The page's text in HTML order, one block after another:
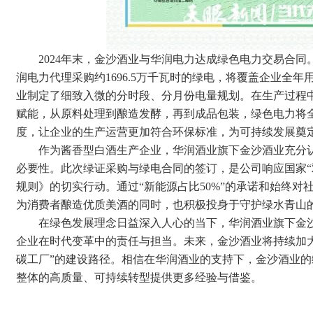
2024年末，金沙酒业与华润电力达成绿色电力交易合
润电力代理采购约1696.5万千瓦时的绿电，将覆盖企业全年
业制定了细致入微的分时段、分月份电量规划。在生产过程
赋能，从原料处理到酿造发酵，再到成品包装，绿色电力
度，让企业的生产运营更加符合环保标准，为可持续发展奠
作为酱香型白酒生产企业，华润酒业旗下金沙酒业充
必要性。此次绿证采购与绿电合同的签订，是公司响应国家
规则》的切实行动。通过“新能源占比50%”的承诺和始终对
为消费者酿造优质美酒的同时，也积极投身于守护绿水青山
在绿色发展理念日益深入人心的当下，华润酒业旗下
企业在时代变革中的责任与担当。未来，金沙酒业将持续
碳工厂”的建设路径。相信在华润酒业的支持下，金沙酒业
整体的高质量、可持续转型提供更多经验与借鉴。